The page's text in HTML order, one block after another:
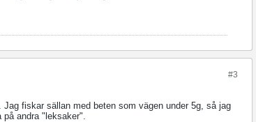
#3
fiskar sällan med beten som vägen under 5g, så jag
på andra "leksaker".